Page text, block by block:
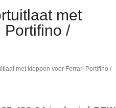
met
Portifino /
met kleppen voor Ferrari Portifino /